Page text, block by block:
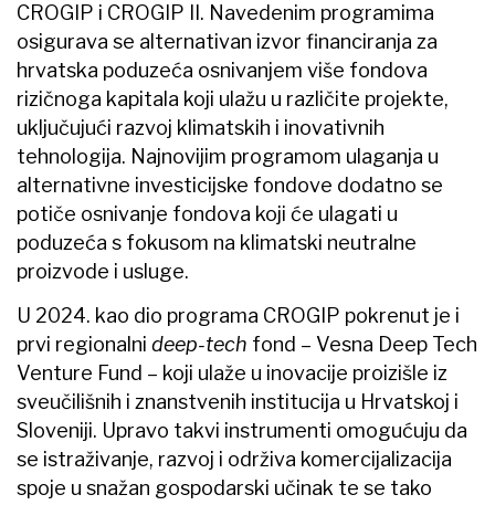
CROGIP i CROGIP II. Navedenim programima
osigurava se alternativan izvor financiranja za
hrvatska poduzeća osnivanjem više fondova
rizičnoga kapitala koji ulažu u različite projekte,
uključujući razvoj klimatskih i inovativnih
tehnologija. Najnovijim programom ulaganja u
alternativne investicijske fondove dodatno se
potiče osnivanje fondova koji će ulagati u
poduzeća s fokusom na klimatski neutralne
proizvode i usluge.
U 2024. kao dio programa CROGIP ​pokrenut je i
prvi regionalni deep-tech fond – Vesna Deep Tech
Venture Fund – koji ulaže u inovacije proizišle iz
sveučilišnih i znanstvenih institucija u Hrvatskoj i
Sloveniji. Upravo takvi instrumenti omogućuju da
se istraživanje, razvoj i održiva komercijalizacija
spoje u snažan gospodarski učinak te se tako